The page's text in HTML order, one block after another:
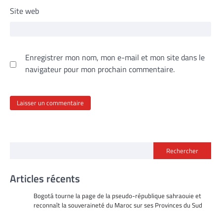
Site web
Enregistrer mon nom, mon e-mail et mon site dans le
navigateur pour mon prochain commentaire.
Rechercher
Articles récents
Bogotá tourne la page de la pseudo-république sahraouie et
reconnaît la souveraineté du Maroc sur ses Provinces du Sud